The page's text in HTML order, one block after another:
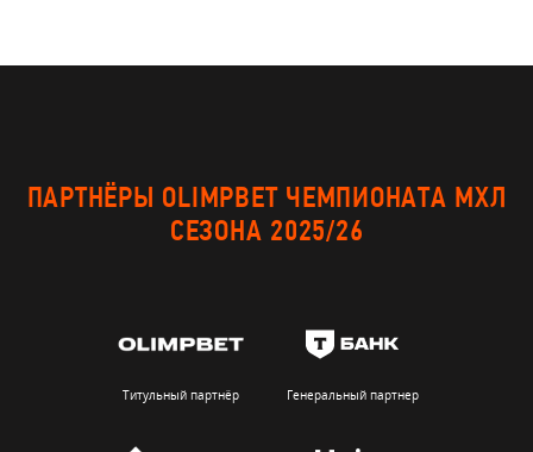
ПАРТНЁРЫ OLIMPBET ЧЕМПИОНАТА МХЛ
СЕЗОНА 2025/26
Титульный партнёр Генеральный партнер